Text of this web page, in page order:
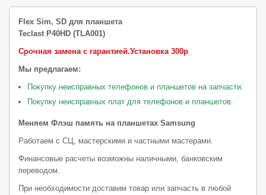
Flex Sim, SD для планшета
Teclast P40HD (TLA001)
Срочная замена с гарантией.Установка 300р
Мы предлагаем:
Покупку неисправных телефонов и планшетов на запчасти.
Покупку неисправных плат для телефонов и планшетов.
Меняем Флэш память на планшетах Samsung
Работаем с СЦ, мастерскими и частными мастерами.
Финансовые расчеты возможны наличными, банковским
переводом.
При необходимости доставим товар или запчасть в любой